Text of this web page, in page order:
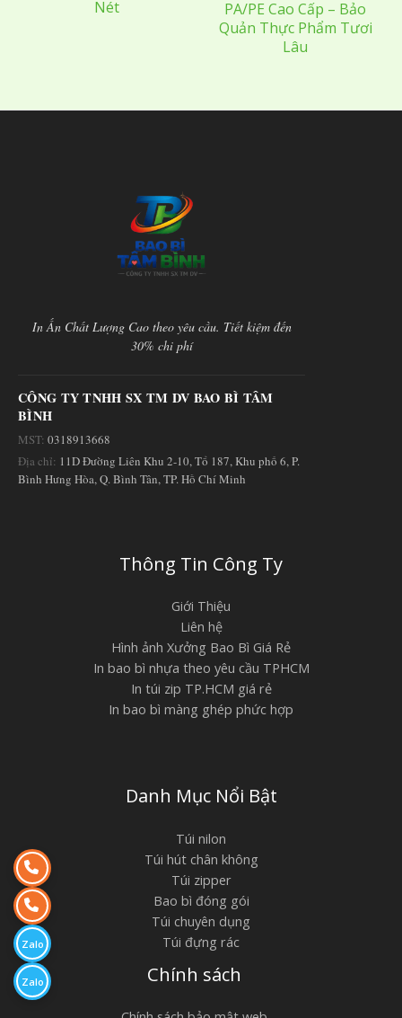
Nét
PA/PE Cao Cấp – Bảo
Quản Thực Phẩm Tươi
Lâu
In Ấn Chất Lượng Cao theo yêu cầu. Tiết kiệm đến
30% chi phí
CÔNG TY TNHH SX TM DV BAO BÌ TÂM
BÌNH
MST: 0318913668
Địa chỉ: 11D Đường Liên Khu 2-10, Tổ 187, Khu phố 6, P.
Bình Hưng Hòa, Q. Bình Tân, TP. Hồ Chí Minh
Thông Tin Công Ty
Giới Thiệu
Liên hệ
Hình ảnh Xưởng Bao Bì Giá Rẻ
In bao bì nhựa theo yêu cầu TPHCM
In túi zip TP.HCM giá rẻ
In bao bì màng ghép phức hợp
Danh Mục Nổi Bật
Túi nilon
Túi hút chân không
Túi zipper
Bao bì đóng gói
Túi chuyên dụng
Túi đựng rác
Chính sách
Zalo
Zalo